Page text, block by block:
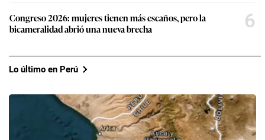
Congreso 2026: mujeres tienen más escaños, pero la
bicameralidad abrió una nueva brecha
6
Lo último en Perú